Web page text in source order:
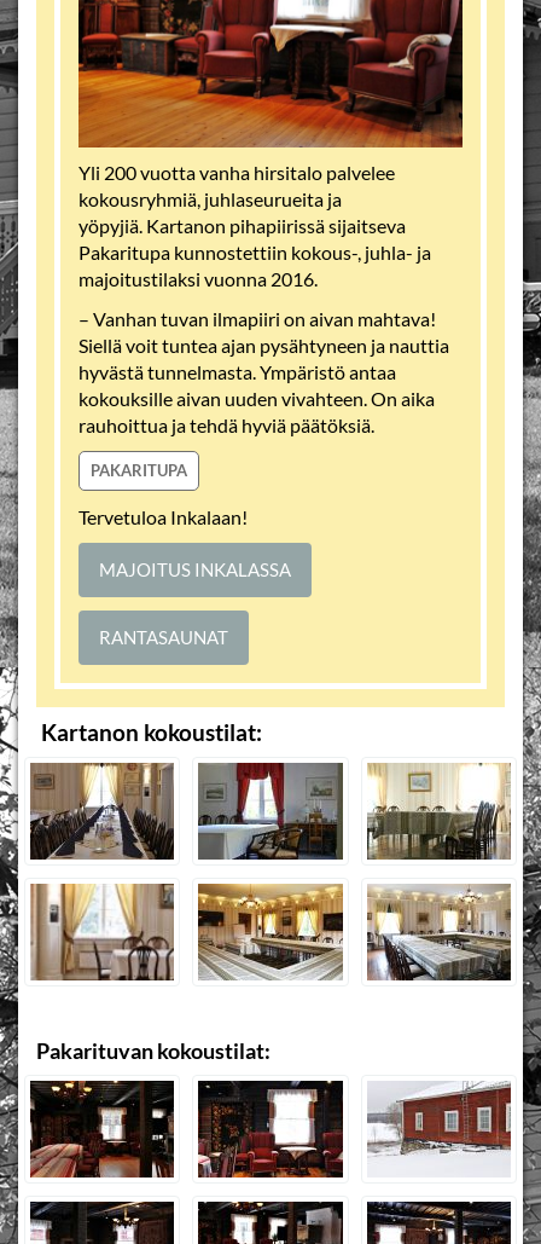
Yli 200 vuotta vanha hirsitalo palvelee
kokousryhmiä, juhlaseurueita ja
yöpyjiä. Kartanon pihapiirissä sijaitseva
Pakaritupa kunnostettiin kokous-, juhla- ja
majoitustilaksi vuonna 2016.
– Vanhan tuvan ilmapiiri on aivan mahtava!
Siellä voit tuntea ajan pysähtyneen ja nauttia
hyvästä tunnelmasta. Ympäristö antaa
kokouksille aivan uuden vivahteen. On aika
rauhoittua ja tehdä hyviä päätöksiä.
PAKARITUPA
Tervetuloa Inkalaan!
MAJOITUS INKALASSA
RANTASAUNAT
Kartanon kokoustilat:
Pakarituvan kokoustilat: